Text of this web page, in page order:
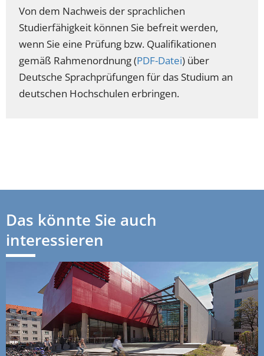
Von dem Nachweis der sprachlichen
Studierfähigkeit können Sie befreit werden,
wenn Sie eine Prüfung bzw. Qualifikationen
gemäß Rahmenordnung (PDF-Datei) über
Deutsche Sprachprüfungen für das Studium an
deutschen Hochschulen erbringen.
Das könnte Sie auch
interessieren